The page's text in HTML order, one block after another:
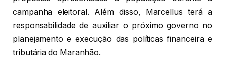
campanha eleitoral. Além disso, Marcellus terá a
responsabilidade de auxiliar o próximo governo no
planejamento e execução das políticas financeira e
tributária do Maranhão.